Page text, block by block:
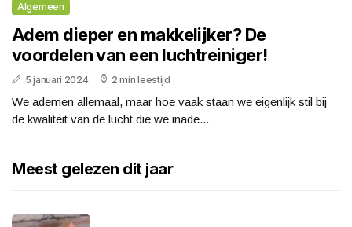
Algemeen
Adem dieper en makkelijker? De
voordelen van een luchtreiniger!
5 januari 2024 2 min leestijd
We ademen allemaal, maar hoe vaak staan we eigenlijk stil bij
de kwaliteit van de lucht die we inade...
Meest gelezen dit jaar